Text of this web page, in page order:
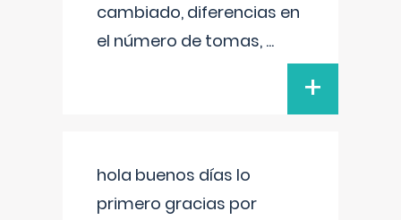
cambiado, diferencias en
el número de tomas, ...
+
hola buenos días lo
primero gracias por